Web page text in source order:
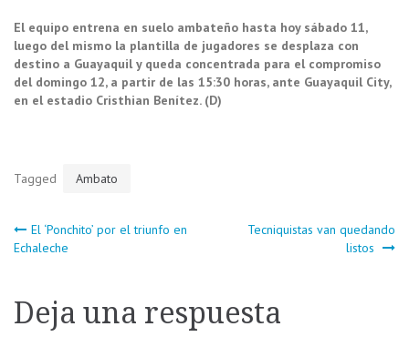
El equipo entrena en suelo ambateño hasta hoy sábado 11,
luego del mismo la plantilla de jugadores se desplaza con
destino a Guayaquil y queda concentrada para el compromiso
del domingo 12, a partir de las 15:30 horas, ante Guayaquil City,
en el estadio Cristhian Benítez. (D)
Tagged Ambato
Navegación
entradas
El ‘Ponchito’ por el triunfo en
Echaleche
Tecniquistas van quedando
listos
Deja una respuesta